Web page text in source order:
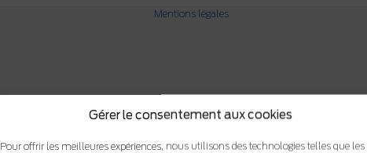
Gérer le consentement aux cookies
Pour offrir les meilleures expériences, nous utilisons des technologies telles que les
Mentions légales